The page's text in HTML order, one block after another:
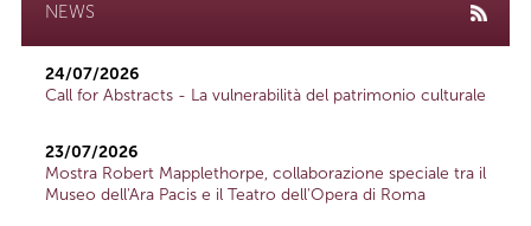
NEWS
24/07/2026
Call for Abstracts - La vulnerabilità del patrimonio culturale
23/07/2026
Mostra Robert Mapplethorpe, collaborazione speciale tra il
Museo dell'Ara Pacis e il Teatro dell'Opera di Roma